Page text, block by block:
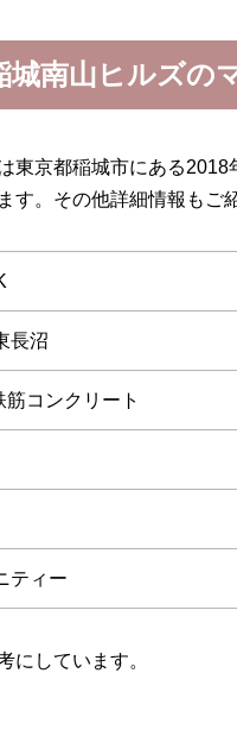
南山ヒルズの
東京都稲城市にある
。その他詳細情報もご
長沼
コンクリート
ティー
にしています。